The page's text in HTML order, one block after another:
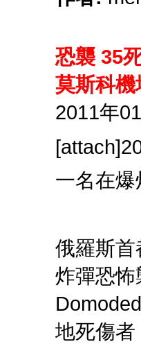
恐襲 35
莫斯科
2011年
一名在
俄羅斯
炸彈恐
地死傷